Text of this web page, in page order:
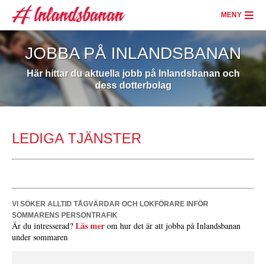
main
content
MENY
JOBBA PÅ INLANDSBANAN
Här hittar du aktuella jobb på Inlandsbanan och
dess dotterbolag
LEDIGA TJÄNSTER
VI SÖKER ALLTID TÅGVÄRDAR OCH LOKFÖRARE INFÖR
SOMMARENS PERSONTRAFIK
Är du intresserad? Läs mer om hur det är att jobba på Inlandsbanan
under sommaren